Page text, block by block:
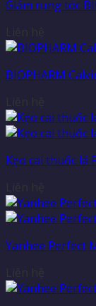
Giảm rụng tóc
BIOPHARM
Kẹo cai thuốc lá
Yanhee Perfect